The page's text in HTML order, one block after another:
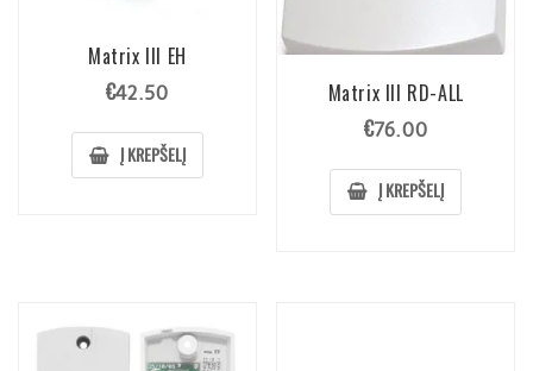
Matrix III EH
€42.50
Į KREPŠELĮ
Matrix III RD-ALL
€76.00
Į KREPŠELĮ